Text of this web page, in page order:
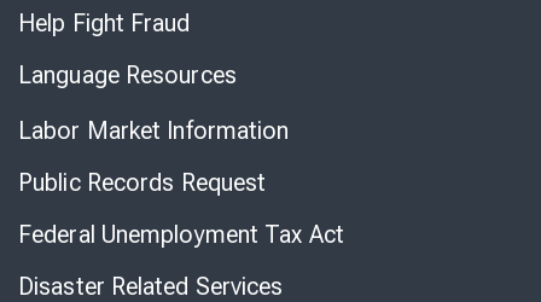
Help Fight Fraud
Language Resources
Labor Market Information
Public Records Request
Federal Unemployment Tax Act
Disaster Related Services